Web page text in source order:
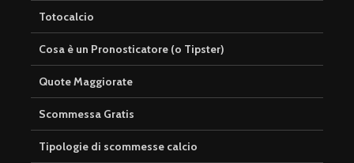
Totocalcio
Cosa è un Pronosticatore (o Tipster)
Quote Maggiorate
Scommessa Gratis
Tipologie di scommesse calcio